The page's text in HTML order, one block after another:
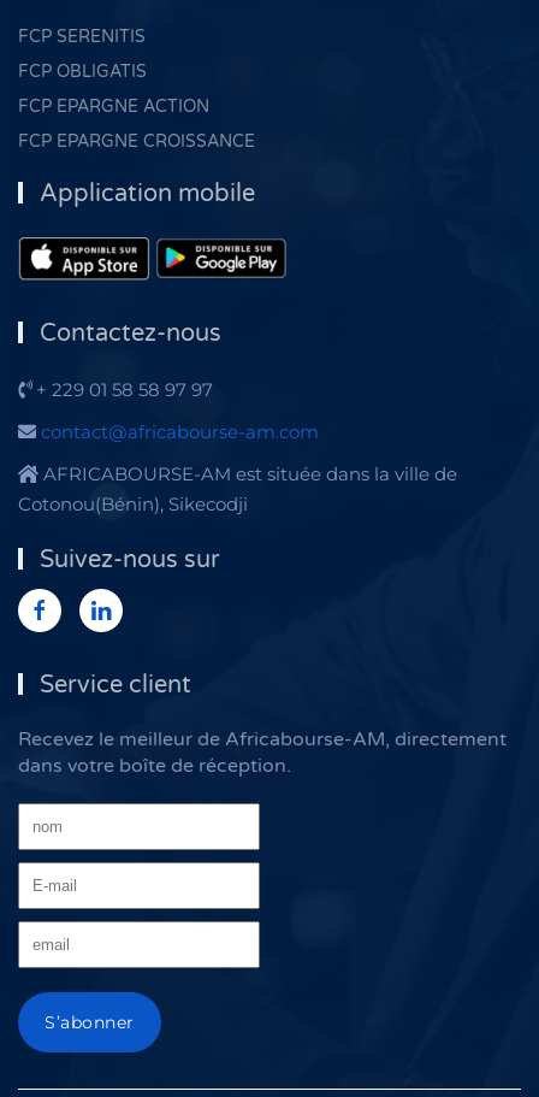
FCP SERENITIS
FCP OBLIGATIS
FCP EPARGNE ACTION
FCP EPARGNE CROISSANCE
Application mobile
Contactez-nous
+ 229 01 58 58 97 97
contact@africabourse-am.com
AFRICABOURSE-AM est située dans la ville de
Cotonou(Bénin), Sikecodji
Suivez-nous sur
Service client
Recevez le meilleur de Africabourse-AM, directement
dans votre boîte de réception.